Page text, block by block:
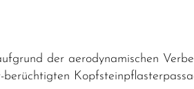
der aerodynamischen